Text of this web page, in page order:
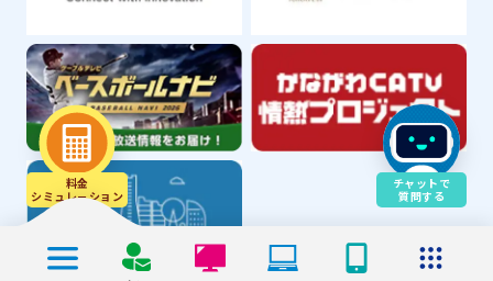
料金
シミュレ－ション
チャットで
質問する